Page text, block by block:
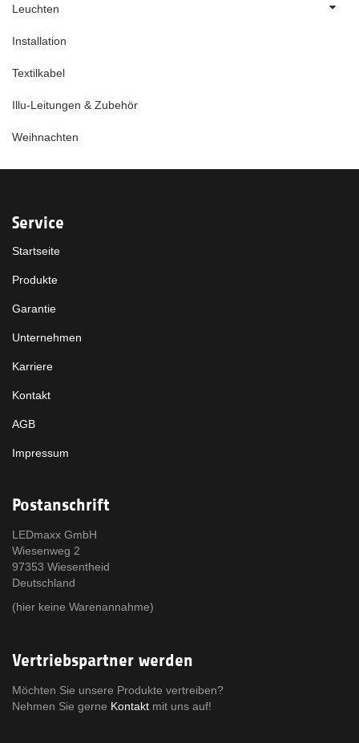
Leuchten
Installation
Textilkabel
Illu-Leitungen & Zubehör
Weihnachten
Service
Startseite
Produkte
Garantie
Unternehmen
Karriere
Kontakt
AGB
Impressum
Postanschrift
LEDmaxx GmbH
Wiesenweg 2
97353 Wiesentheid
Deutschland
(hier keine Warenannahme)
Vertriebspartner werden
Möchten Sie unsere Produkte vertreiben?
Nehmen Sie gerne Kontakt mit uns auf!